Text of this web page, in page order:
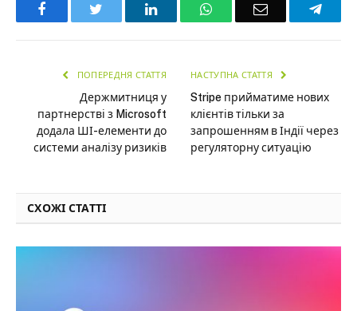
Facebook LinkedInWhatsAppEmail
ПОПЕРЕДНЯ СТАТТЯ
Держмитниця у
партнерстві з Microsoft
додала ШІ-елементи до
системи аналізу ризиків
НАСТУПНА СТАТТЯ
Stripe прийматиме нових
клієнтів тільки за
запрошенням в Індії через
регуляторну ситуацію
СХОЖІ СТАТТІ